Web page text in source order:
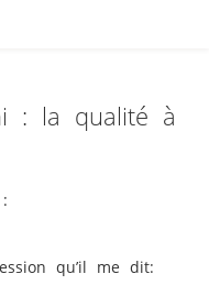
: la qualité à
qu’il me dit: